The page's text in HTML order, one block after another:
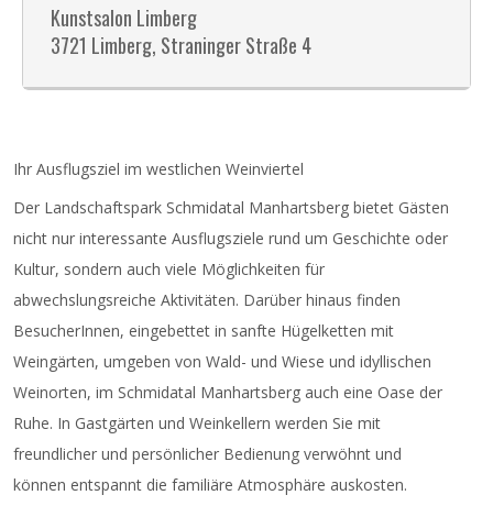
Kunstsalon Limberg
3721 Limberg, Straninger Straße 4
Ihr Ausflugsziel im westlichen Weinviertel
Der Landschaftspark Schmidatal Manhartsberg bietet Gästen
nicht nur interessante Ausflugsziele rund um Geschichte oder
Kultur, sondern auch viele Möglichkeiten für
abwechslungsreiche Aktivitäten. Darüber hinaus finden
BesucherInnen, eingebettet in sanfte Hügelketten mit
Weingärten, umgeben von Wald- und Wiese und idyllischen
Weinorten, im Schmidatal Manhartsberg auch eine Oase der
Ruhe. In Gastgärten und Weinkellern werden Sie mit
freundlicher und persönlicher Bedienung verwöhnt und
können entspannt die familiäre Atmosphäre auskosten.